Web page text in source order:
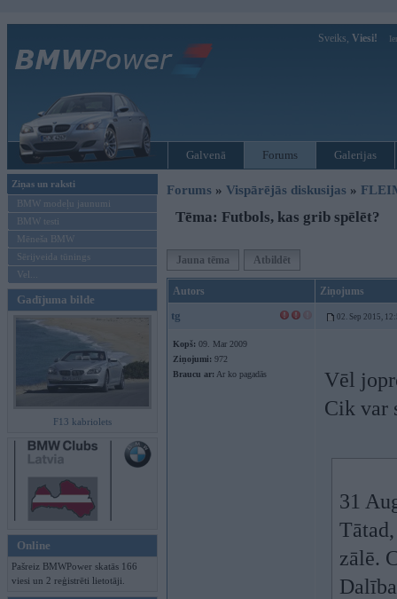
Sveiks, Viesi!
Galvenā Forums Galerijas
Ziņas un raksti
BMW modeļu jaunumi
BMW testi
Mēneša BMW
Sērijveida tūnings
Vel...
Gadījuma bilde
F13 kabriolets
Online
Pašreiz BMWPower skatās 166
viesi un 2 reģistrēti lietotāji.
Forums » Vispārējās diskusijas »
Tēma: Futbols, kas grib spēlēt?
Jauna tēma Atbildēt
Autors Ziņojums
tg 02. Sep 2015,
Kopš: 09. Mar 2009
Ziņojumi: 972
Braucu ar: Ar ko pagadās
Vēl
Cik var
31
zālē.